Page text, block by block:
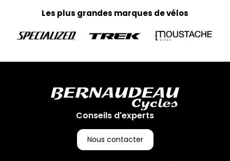
Les plus grandes marques de vélos
Conseils d'experts
Nous contacter